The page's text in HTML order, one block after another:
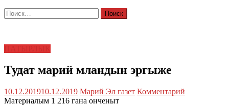
Найти:
Тудат марий мландын эргыже
10.12.201910.12.2019 Марий Эл газет Комментарий
Материалым 1 216 гана онченыт